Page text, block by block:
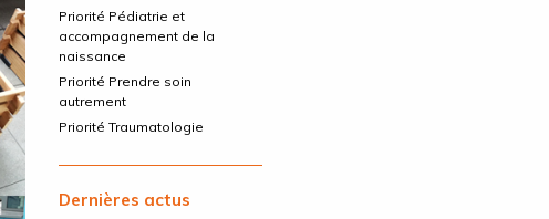
Priorité Pédiatrie et
accompagnement de la
naissance
Priorité Prendre soin
autrement
Priorité Traumatologie
Dernières actus